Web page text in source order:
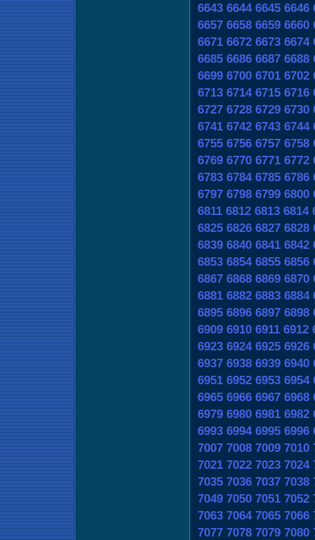
6643 6644 6645 6646
6657 6658 6659 6660
6671 6672 6673 6674
6685 6686 6687 6688
6699 6700 6701 6702
6713 6714 6715 6716
6727 6728 6729 6730
6741 6742 6743 6744
6755 6756 6757 6758
6769 6770 6771 6772
6783 6784 6785 6786
6797 6798 6799 6800
6811 6812 6813 6814
6825 6826 6827 6828
6839 6840 6841 6842
6853 6854 6855 6856
6867 6868 6869 6870
6881 6882 6883 6884
6895 6896 6897 6898
6909 6910 6911 6912
6923 6924 6925 6926
6937 6938 6939 6940
6951 6952 6953 6954
6965 6966 6967 6968
6979 6980 6981 6982
6993 6994 6995 6996
7007 7008 7009 7010
7021 7022 7023 7024
7035 7036 7037 7038
7049 7050 7051 7052
7063 7064 7065 7066
7077 7078 7079 7080